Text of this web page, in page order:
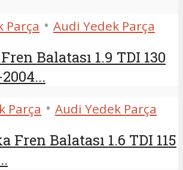
Parça • Audi Yedek Parça
Balatası 1.9 TDI 130
Parça • Audi Yedek Parça
Fren Balatası 1.6 TDI 115